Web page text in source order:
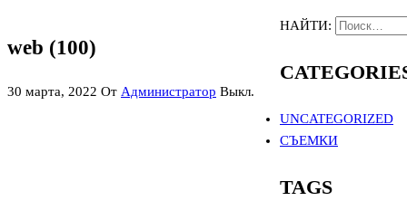
web (100)
30 марта, 2022 От Администратор Выкл.
НАЙТИ:
UNCATEGORIZED
СЪЕМКИ
TAGS